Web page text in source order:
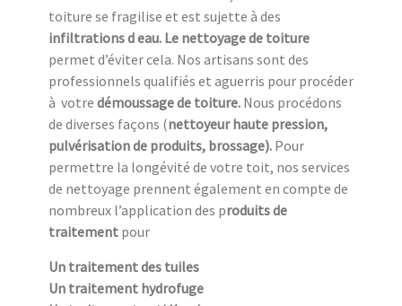
toiture se fragilise et est sujette à des
infiltrations d eau. Le nettoyage de toiture
permet d’éviter cela. Nos artisans sont des
professionnels qualifiés et aguerris pour procéder
à votre démoussage de toiture. Nous procédons
de diverses façons (nettoyeur haute pression,
pulvérisation de produits, brossage). Pour
permettre la longévité de votre toit, nos services
de nettoyage prennent également en compte de
nombreux l’application des produits de
traitement pour
Un traitement des tuiles
Un traitement hydrofuge